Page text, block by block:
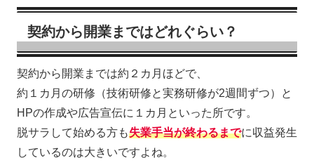
契約から開業まではどれぐらい？
契約から開業までは約２カ月ほどで、
約１カ月の研修（技術研修と実務研修が2週間ずつ）と
HPの作成や広告宣伝に１カ月といった所です。
脱サラして始める方も失業手当が終わるまでに収益発生
しているのは大きいですよね。